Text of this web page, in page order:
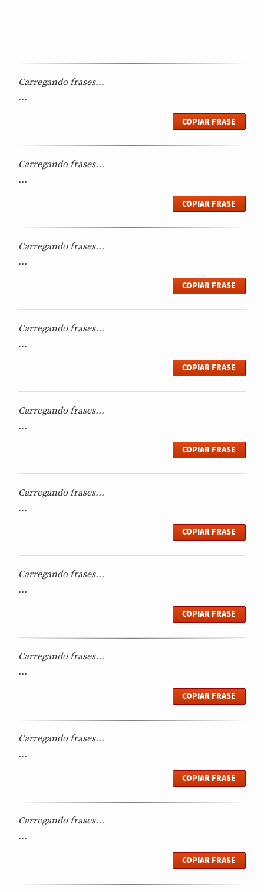
Carregando frases...
...
COPIAR FRASE
Carregando frases...
...
COPIAR FRASE
Carregando frases...
...
COPIAR FRASE
Carregando frases...
...
COPIAR FRASE
Carregando frases...
...
COPIAR FRASE
Carregando frases...
...
COPIAR FRASE
Carregando frases...
...
COPIAR FRASE
Carregando frases...
...
COPIAR FRASE
Carregando frases...
...
COPIAR FRASE
Carregando frases...
...
COPIAR FRASE